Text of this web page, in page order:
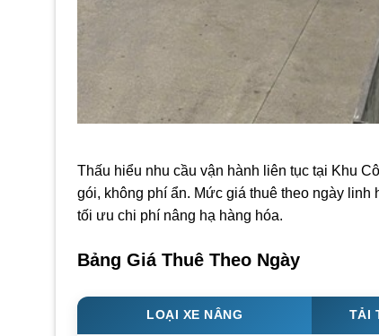
Thấu hiểu nhu cầu vận hành liên tục tại Khu
gói, không phí ẩn. Mức giá thuê theo ngày
tối ưu chi phí nâng hạ hàng hóa.
Bảng Giá Thuê Theo Ngày
LOẠI XE NÂNG TẢI